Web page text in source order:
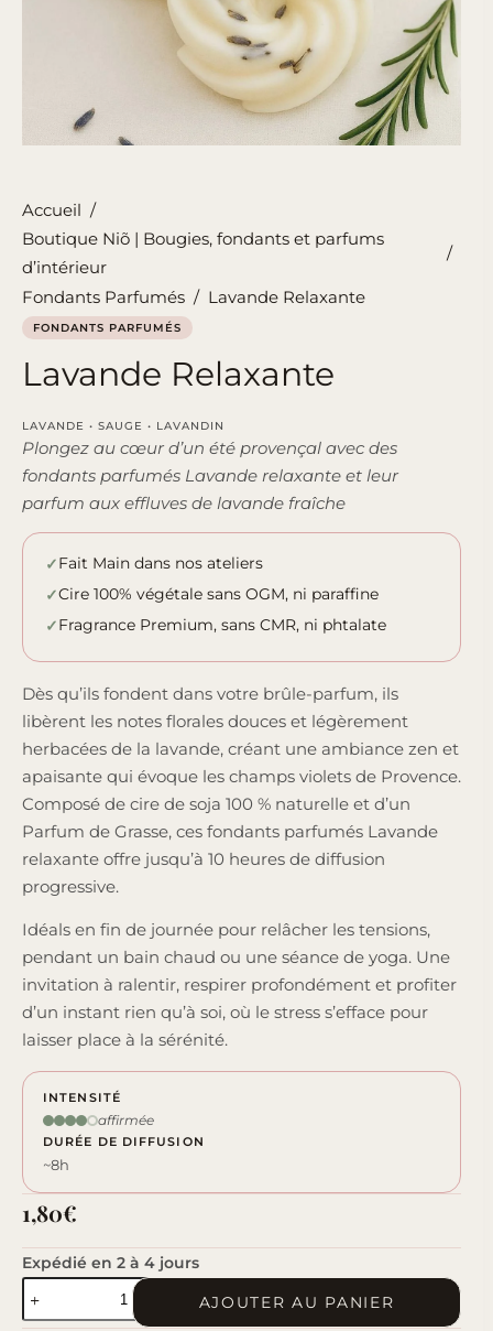
Accueil /
Boutique Niõ | Bougies, fondants et parfums
d’intérieur
/
Fondants Parfumés / Lavande Relaxante
FONDANTS PARFUMÉS
Lavande Relaxante
LAVANDE • SAUGE • LAVANDIN
Plongez au cœur d’un été provençal avec des
fondants parfumés Lavande relaxante et leur
parfum aux effluves de lavande fraîche
Fait Main dans nos ateliers
Cire 100% végétale sans OGM, ni paraffine
Fragrance Premium, sans CMR, ni phtalate
Dès qu’ils fondent dans votre brûle-parfum, ils
libèrent les notes florales douces et légèrement
herbacées de la lavande, créant une ambiance zen et
apaisante qui évoque les champs violets de Provence.
Composé de cire de soja 100 % naturelle et d’un
Parfum de Grasse, ces fondants parfumés Lavande
relaxante offre jusqu’à 10 heures de diffusion
progressive.
Idéals en fin de journée pour relâcher les tensions,
pendant un bain chaud ou une séance de yoga. Une
invitation à ralentir, respirer profondément et profiter
d’un instant rien qu’à soi, où le stress s’efface pour
laisser place à la sérénité.
INTENSITÉ
affirmée
DURÉE DE DIFFUSION
~8h
1,80€
Expédié en 2 à 4 jours
de
AJOUTER AU PANIER